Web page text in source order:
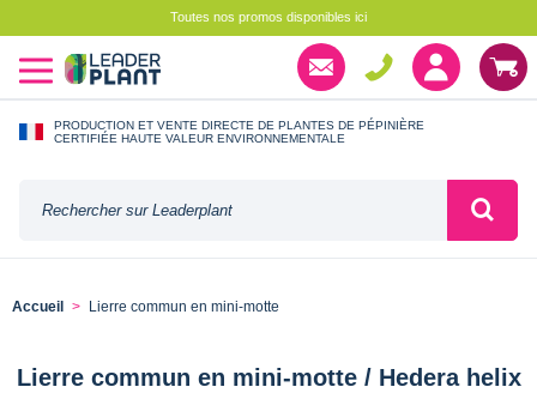
Toutes nos promos disponibles ici
PRODUCTION ET VENTE DIRECTE DE PLANTES DE PÉPINIÈRE
CERTIFIÉE HAUTE VALEUR ENVIRONNEMENTALE
Accueil Lierre commun en mini-motte
Lierre commun en mini-motte / Hedera helix